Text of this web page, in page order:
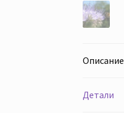
Описание
Детали